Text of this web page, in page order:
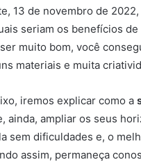
13 de novembro de
seriam os benefícios de
muito bom, você
materiais e muita
iremos explicar como a
ainda, ampliar os seus
sem dificuldades e, o
assim, permaneça